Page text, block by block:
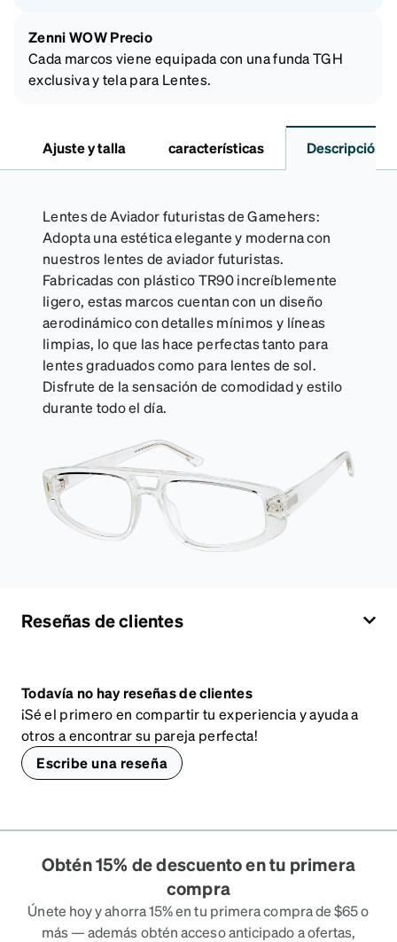
Zenni WOW Precio
Cada marcos viene equipada con una funda TGH
exclusiva y tela para Lentes.
Ajuste y talla características Descripción
Lentes de Aviador futuristas de Gamehers:
Adopta una estética elegante y moderna con
nuestros lentes de aviador futuristas.
Fabricadas con plástico TR90 increíblemente
ligero, estas marcos cuentan con un diseño
aerodinámico con detalles mínimos y líneas
limpias, lo que las hace perfectas tanto para
lentes graduados como para lentes de sol.
Disfrute de la sensación de comodidad y estilo
durante todo el día.
Reseñas de clientes
Todavía no hay reseñas de clientes
¡Sé el primero en compartir tu experiencia y ayuda a
otros a encontrar su pareja perfecta!
Escribe una reseña
Obtén 15% de descuento en tu primera
compra
Únete hoy y ahorra 15% en tu primera compra de $65 o
más — además obtén acceso anticipado a ofertas,